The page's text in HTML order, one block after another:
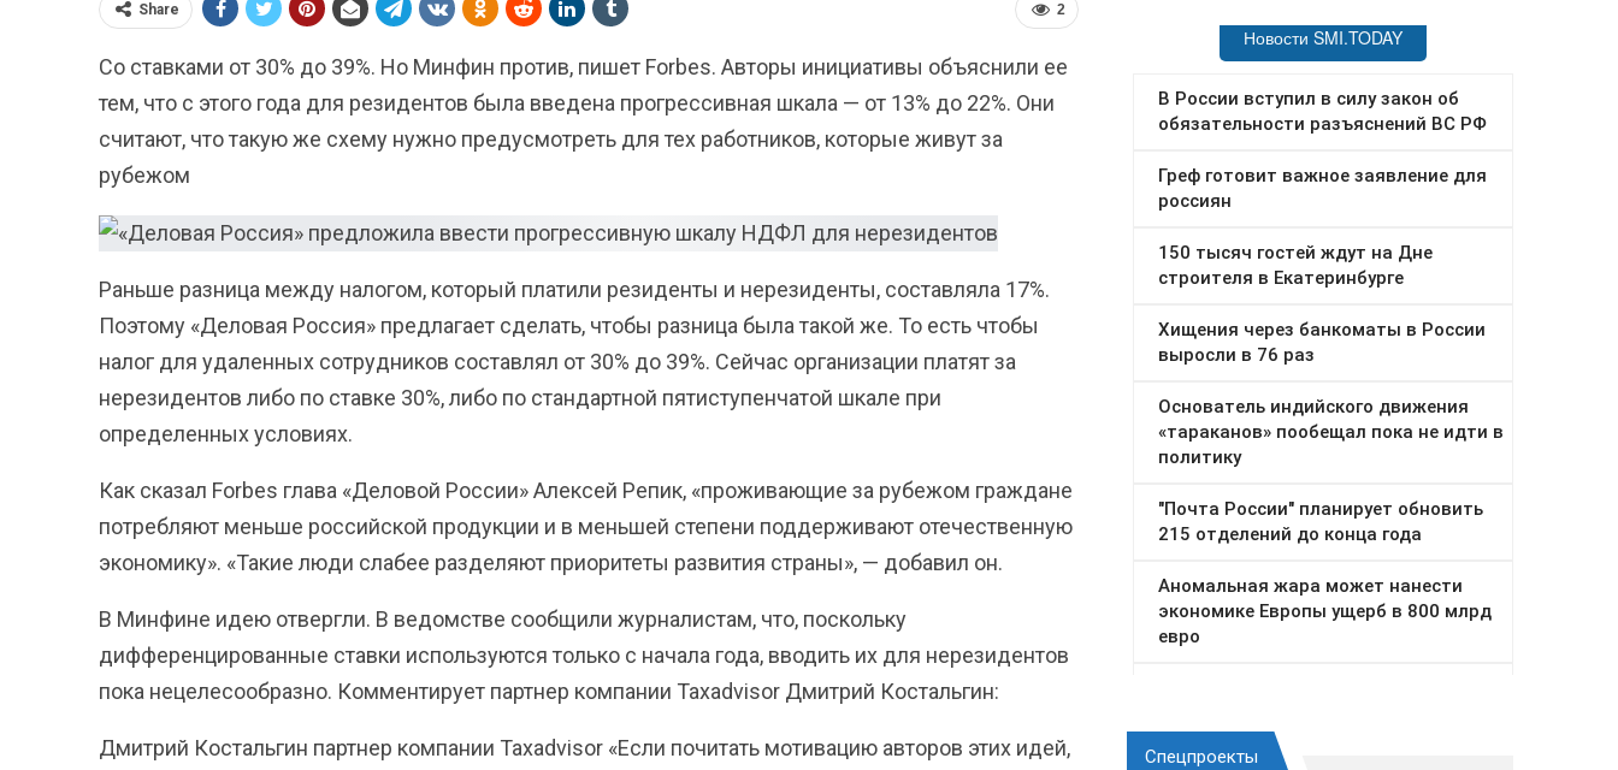
2
Share
Со ставками от 30% до 39%. Но Минфин против, пишет Forbes. Авторы инициативы объяснили ее
тем, что с этого года для резидентов была введена прогрессивная шкала — от 13% до 22%. Они
считают, что такую же схему нужно предусмотреть для тех работников, которые живут за
рубежом
Раньше разница между налогом, который платили резиденты и нерезиденты, составляла 17%.
Поэтому «Деловая Россия» предлагает сделать, чтобы разница была такой же. То есть чтобы
налог для удаленных сотрудников составлял от 30% до 39%. Сейчас организации платят за
нерезидентов либо по ставке 30%, либо по стандартной пятиступенчатой шкале при
определенных условиях.
Как сказал Forbes глава «Деловой России» Алексей Репик, «проживающие за рубежом граждане
потребляют меньше российской продукции и в меньшей степени поддерживают отечественную
экономику». «Такие люди слабее разделяют приоритеты развития страны», — добавил он.
В Минфине идею отвергли. В ведомстве сообщили журналистам, что, поскольку
дифференцированные ставки используются только с начала года, вводить их для нерезидентов
пока нецелесообразно. Комментирует партнер компании Taxadvisor Дмитрий Костальгин:
Дмитрий Костальгин партнер компании Taxadvisor «Если почитать мотивацию авторов этих идей,
Спецпроекты